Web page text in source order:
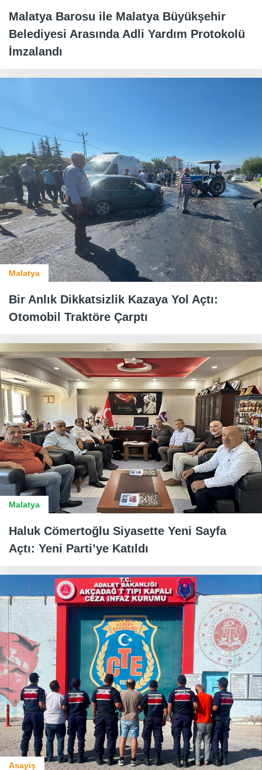
Malatya Barosu ile Malatya Büyükşehir
Belediyesi Arasında Adli Yardım Protokolü
İmzalandı
Malatya
Bir Anlık Dikkatsizlik Kazaya Yol Açtı:
Otomobil Traktöre Çarptı
Malatya
Haluk Cömertoğlu Siyasette Yeni Sayfa
Açtı: Yeni Parti’ye Katıldı
Asayiş